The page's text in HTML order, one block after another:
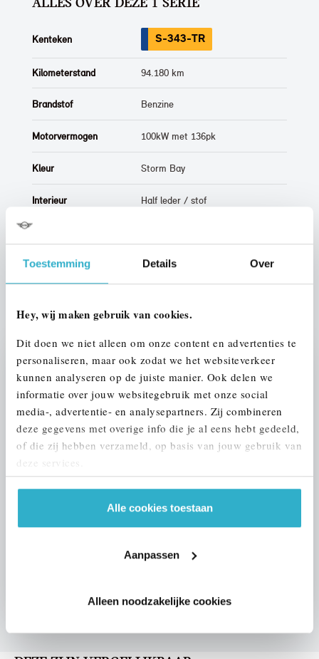
Toestemming Details Over
Hey, wij maken gebruik van cookies.
Dit doen we niet alleen om onze content en advertenties te
personaliseren, maar ook zodat we het websiteverkeer
kunnen analyseren op de juiste manier. Ook delen we
informatie over jouw websitegebruik met onze social
media-, advertentie- en analysepartners. Zij combineren
deze gegevens met overige info die je al eens hebt gedeeld,
of die zij hebben verzameld, op basis van jouw gebruik van
deze services.
Alle cookies toestaan
Aanpassen
Alleen noodzakelijke cookies
Stap 1 van 3
UW AUTO INRUILEN?
ALLES OVER DEZE 1 SERIE
Kenteken S-343-TR
Kilometerstand 94.180 km
Brandstof Benzine
Motorvermogen 100kW met 136pk
Kleur Storm Bay
Interieur Half leder / stof
ALLE OPTIES EN SPECIFICATIES